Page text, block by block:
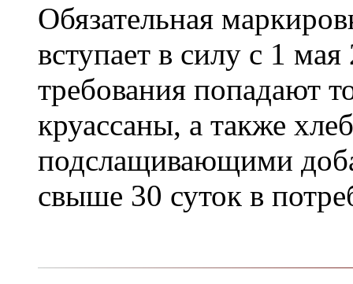
Обязательная
вступает в силу с 1
требования попадают
круассаны, а также
подслащивающими
свыше 30 суток в